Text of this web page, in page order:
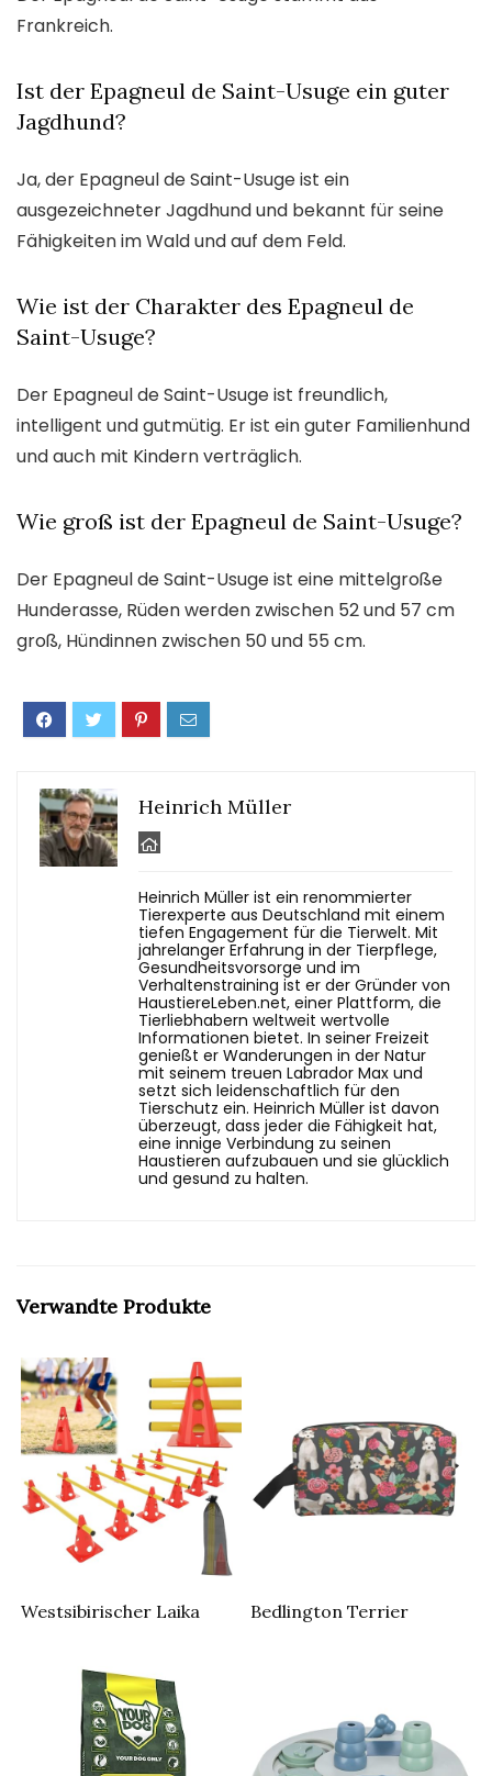
Frankreich.
Ist der Epagneul de Saint-Usuge ein guter
Jagdhund?
Ja, der Epagneul de Saint-Usuge ist ein
ausgezeichneter Jagdhund und bekannt für seine
Fähigkeiten im Wald und auf dem Feld.
Wie ist der Charakter des Epagneul de
Saint-Usuge?
Der Epagneul de Saint-Usuge ist freundlich,
intelligent und gutmütig. Er ist ein guter Familienhund
und auch mit Kindern verträglich.
Wie groß ist der Epagneul de Saint-Usuge?
Der Epagneul de Saint-Usuge ist eine mittelgroße
Hunderasse, Rüden werden zwischen 52 und 57 cm
groß, Hündinnen zwischen 50 und 55 cm.
Heinrich Müller
Heinrich Müller ist ein renommierter
Tierexperte aus Deutschland mit einem
tiefen Engagement für die Tierwelt. Mit
jahrelanger Erfahrung in der Tierpflege,
Gesundheitsvorsorge und im
Verhaltenstraining ist er der Gründer von
HaustiereLeben.net, einer Plattform, die
Tierliebhabern weltweit wertvolle
Informationen bietet. In seiner Freizeit
genießt er Wanderungen in der Natur
mit seinem treuen Labrador Max und
setzt sich leidenschaftlich für den
Tierschutz ein. Heinrich Müller ist davon
überzeugt, dass jeder die Fähigkeit hat,
eine innige Verbindung zu seinen
Haustieren aufzubauen und sie glücklich
und gesund zu halten.
Verwandte Produkte
Westsibirischer Laika Bedlington Terrier